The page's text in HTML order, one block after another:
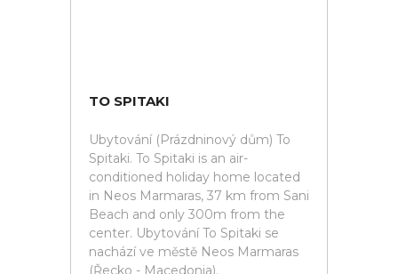
TO SPITAKI
Ubytování (Prázdninový dům) To
Spitaki. To Spitaki is an air-
conditioned holiday home located
in Neos Marmaras, 37 km from Sani
Beach and only 300m from the
center. Ubytování To Spitaki se
nachází ve městě Neos Marmaras
(Řecko - Macedonia).